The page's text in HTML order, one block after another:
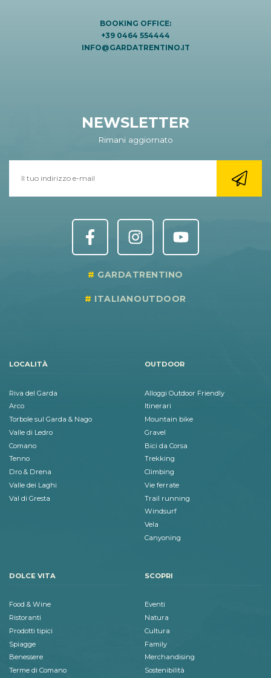
BOOKING OFFICE:
+39 0464 554444
INFO@GARDATRENTINO.IT
NEWSLETTER
Rimani aggiornato
GARDATRENTINO
ITALIANOUTDOOR
LOCALITÀ
Riva del Garda
Arco
Torbole sul Garda & Nago
Valle di Ledro
Comano
Tenno
Dro & Drena
Valle dei Laghi
Val di Gresta
OUTDOOR
Alloggi Outdoor Friendly
Itinerari
Mountain bike
Gravel
Bici da Corsa
Trekking
Climbing
Vie ferrate
Trail running
Windsurf
Vela
Canyoning
DOLCE VITA
Food & Wine
Ristoranti
Prodotti tipici
Spiagge
Benessere
Terme di Comano
SCOPRI
Eventi
Natura
Cultura
Family
Merchandising
Sostenibilità